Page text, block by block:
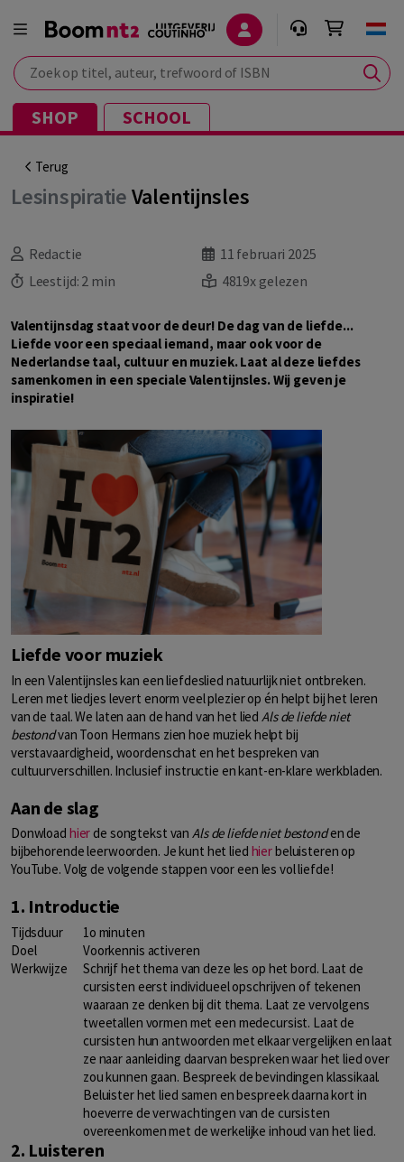
Zoek op titel, auteur, trefwoord of ISBN
SHOP SCHOOL
Terug
LesinspiratieValentijnsles
Redactie
11 februari 2025
Leestijd: 2 min 4819x gelezen
Valentijnsdag staat voor de deur! De dag van de liefde...
Liefde voor een speciaal iemand, maar ook voor de
Nederlandse taal, cultuur en muziek. Laat al deze liefdes
samenkomen in een speciale Valentijnsles. Wij geven je
inspiratie!
Liefde voor muziek
In een Valentijnsles kan een liefdeslied natuurlijk niet ontbreken.
Leren met liedjes levert enorm veel plezier op én helpt bij het leren
van de taal. We laten aan de hand van het lied Als de liefde niet
bestondvan Toon Hermans zien hoe muziek helpt bij
verstavaardigheid, woordenschat en het bespreken van
cultuurverschillen. Inclusief instructie en kant-en-klare werkbladen.
Aan de slag
Donwload hierde songtekst vanAls de liefde niet bestonden de
bijbehorende leerwoorden. Je kunt het lied hierbeluisteren op
YouTube. Volg de volgende stappen voor een les vol liefde!
1. Introductie
Tijdsduur
1o minuten
Doel
Voorkennis activeren
Werkwijze
Schrijf het thema van deze les op het bord. Laat de
cursisten eerst individueel opschrijven of tekenen
waaraan ze denken bij dit thema. Laat ze vervolgens
tweetallen vormen met een medecursist. Laat de
cursisten hun antwoorden met elkaar vergelijken en laat
ze naar aanleiding daarvan bespreken waar het lied over
zou kunnen gaan. Bespreek de bevindingen klassikaal.
Beluister het lied samen en bespreek daarna kort in
hoeverre de verwachtingen van de cursisten
overeenkomen met de werkelijke inhoud van het lied.
2. Luisteren